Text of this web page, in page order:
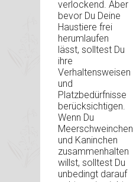
verlockend. Aber
bevor Du Deine
Haustiere frei
herumlaufen
lässt, solltest Du
ihre
Verhaltensweisen
und
Platzbedürfnisse
berücksichtigen.
Wenn Du
Meerschweinchen
und Kaninchen
zusammenhalten
willst, solltest Du
unbedingt darauf